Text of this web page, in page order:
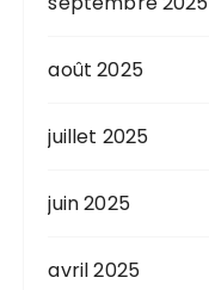
août 2025
juillet 2025
juin 2025
avril 2025